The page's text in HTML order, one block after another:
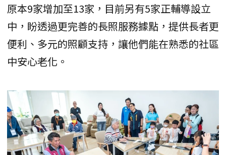
原本9家增加至13家，目前另有5家正輔導設立
中，盼透過更完善的長照服務據點，提供長者更
便利、多元的照顧支持，讓他們能在熟悉的社區
中安心老化。